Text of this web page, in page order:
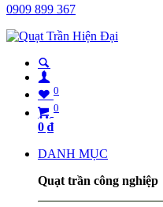
0909 899 367
0
0
0 ₫
DANH MỤC
Quạt trần công nghiệp